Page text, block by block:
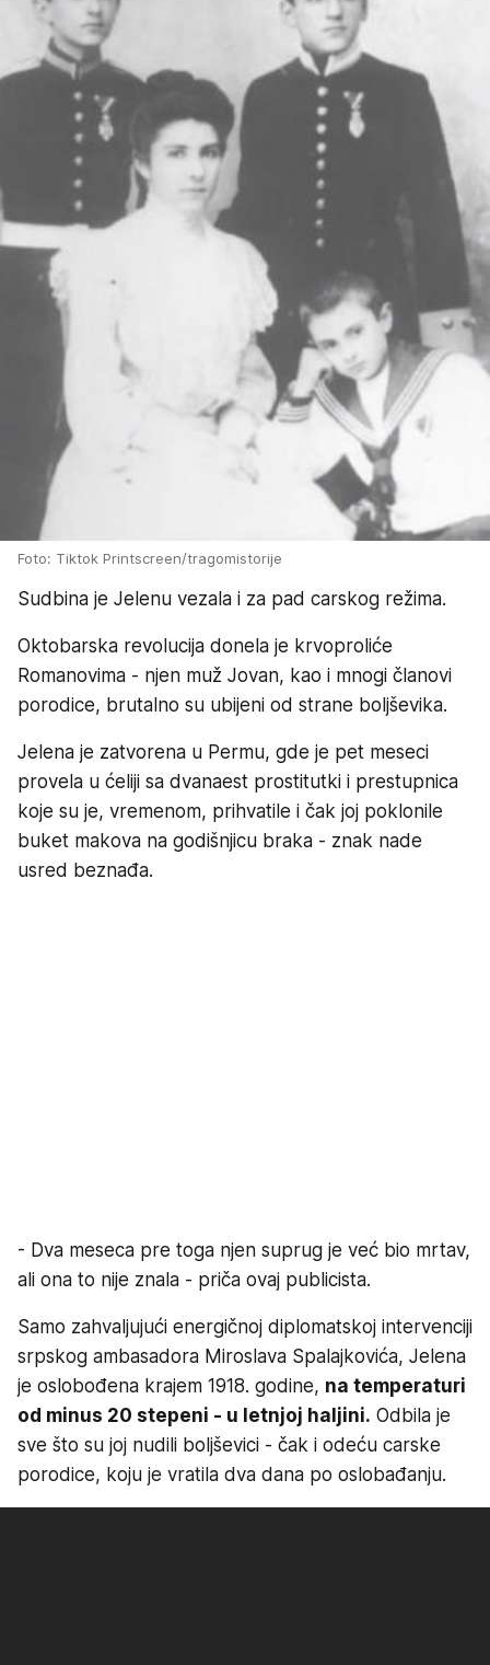
Foto: Tiktok Printscreen/tragomistorije
Sudbina je Jelenu vezala i za pad carskog režima.
Oktobarska revolucija donela je krvoproliće
Romanovima - njen muž Jovan, kao i mnogi članovi
porodice, brutalno su ubijeni od strane boljševika.
Jelena je zatvorena u Permu, gde je pet meseci
provela u ćeliji sa dvanaest prostitutki i prestupnica
koje su je, vremenom, prihvatile i čak joj poklonile
buket makova na godišnjicu braka - znak nade
usred beznađa.
- Dva meseca pre toga njen suprug je već bio mrtav,
ali ona to nije znala - priča ovaj publicista.
Samo zahvaljujući energičnoj diplomatskoj intervenciji
srpskog ambasadora Miroslava Spalajkovića, Jelena
je oslobođena krajem 1918. godine, na temperaturi
od minus 20 stepeni - u letnjoj haljini. Odbila je
sve što su joj nudili boljševici - čak i odeću carske
porodice, koju je vratila dva dana po oslobađanju.